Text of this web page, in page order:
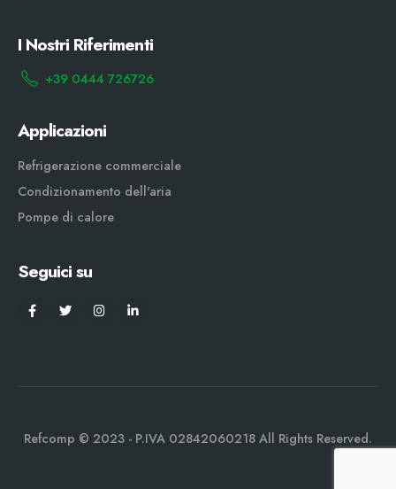
I Nostri Riferimenti
+39 0444 726726
Applicazioni
Refrigerazione commerciale
Condizionamento dell'aria
Pompe di calore
Seguici su
Refcomp © 2023 - P.IVA 02842060218 All Rights Reserved.